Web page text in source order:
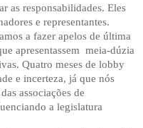
as responsabilidades. Eles
e representantes.
a fazer apelos de última
apresentassem meia-dúzia
Quatro meses de lobby
e incerteza, já que nós
associações de
a legislatura